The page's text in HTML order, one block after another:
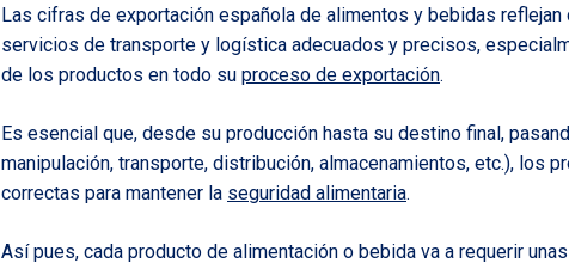
Las cifras de exportación española de alimentos y bebidas
servicios de transporte y logística adecuados y precisos,
de los productos en todo su proceso de exportación.
Es esencial que, desde su producción hasta su destino final,
manipulación, transporte, distribución, almacenamientos, etc.), los
correctas para mantener la seguridad alimentaria.
Así pues, cada producto de alimentación o bebida va a requerir